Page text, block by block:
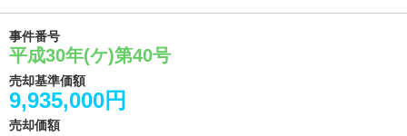
事件番号
平成30年(ケ)第40号
売却基準価額
9,935,000円
売却価額